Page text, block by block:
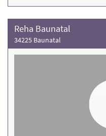
Reha Baunatal
34225 Baunatal